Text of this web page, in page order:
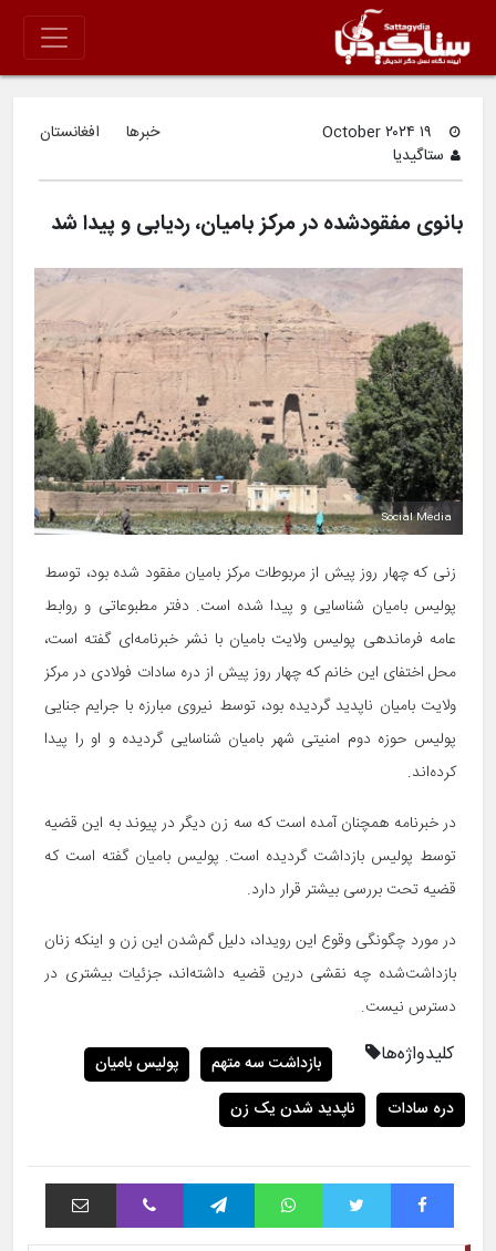
ستاگیدیا
خبرها افغانستان
بانوی مفقودشده در مرکز بامیان، ردیابی و پیدا شد
Social Media
زنی که چهار روز پیش از مربوطات مرکز بامیان مفقود شده بود، توسط
پولیس بامیان شناسایی و پیدا شده است. دفتر مطبوعاتی و روابط
عامه فرماندهی پولیس ولایت بامیان با نشر خبرنامه‌ای گفته است،
محل اختفای این خانم که چهار روز پیش از دره سادات فولادی در مرکز
ولایت بامیان ناپدید گردیده بود، توسط نیروی مبارزه با جرایم جنایی
پولیس حوزه دوم امنیتی شهر بامیان شناسایی گردیده و او را پیدا
کرده‌اند.
در خبرنامه همچنان آمده است که سه زن دیگر در پیوند به این قضیه
توسط پولیس بازداشت گردیده است. پولیس بامیان گفته است که
قضیه تحت بررسی بیشتر قرار دارد.
در مورد چگونگی وقوع این رویداد، دلیل گم‌شدن این زن و اینکه زنان
بازداشت‌شده چه نقشی درین قضیه داشته‌اند، جزئیات بیشتری در
دسترس نیست.
کلیدواژه‌ها بازداشت سه متهم
پولیس بامیان
دره سادات
ناپدید شدن یک زن
فیس بوک توییتر واتس آپ تلگرام وایبر اشتراک با ایمیل